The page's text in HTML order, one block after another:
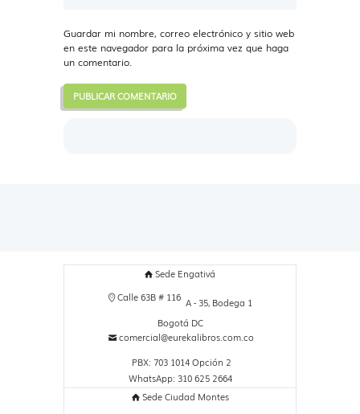
Guardar mi nombre, correo electrónico y sitio web
en este navegador para la próxima vez que haga
un comentario.
Sede Engativá
Calle 63B # 116 A - 35, Bodega 1
Bogotá DC
comercial@eurekalibros.com.co
PBX: 703 1014 Opción 2
WhatsApp: 310 625 2664
Sede Ciudad Montes